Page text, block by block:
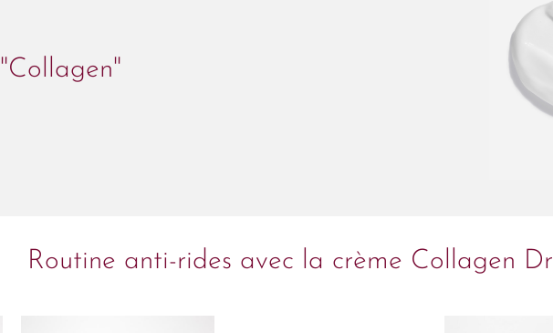
"Collagen"
Routine anti-rides avec la crème Collagen